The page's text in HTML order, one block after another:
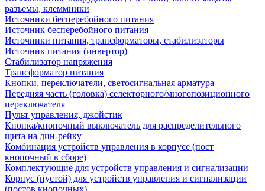
разъемы, клеммники
Источники бесперебойного питания
Источник бесперебойного питания
Источники питания, трансформаторы, стабилизаторы
Источник питания (инвертор)
Стабилизатор напряжения
Трансформатор питания
Кнопки, переключатели, светосигнальная арматура
Передняя часть (головка) селекторного/многопозиционного
переключателя
Пульт управления, джойстик
Кнопка/кнопочный выключатель для распределительного
щита на дин-рейку
Комбинация устройств управления в корпусе (пост
кнопочный в сборе)
Комплектующие для устройств управления и сигнализации
Корпус (пустой) для устройств управления и сигнализации
(постов кнопочных)